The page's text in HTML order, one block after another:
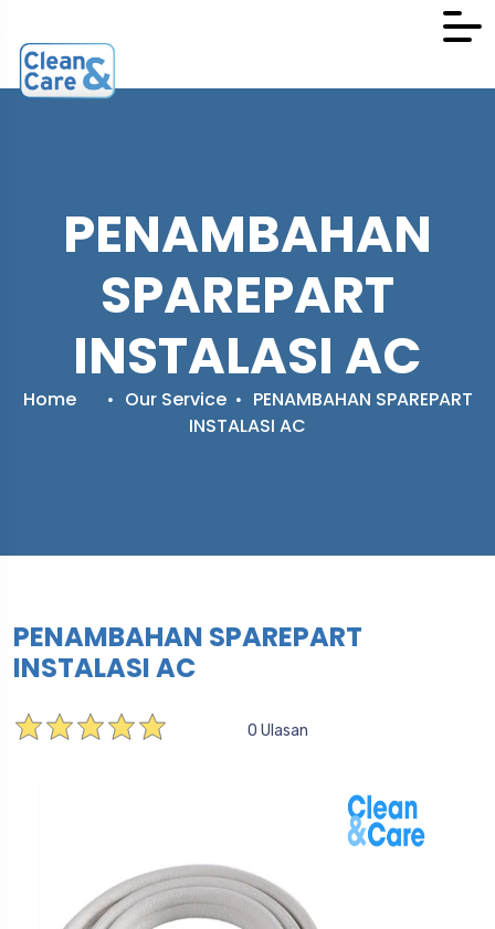
PENAMBAHAN
SPAREPART
INSTALASI AC
Home Our Service
PENAMBAHAN SPAREPART
INSTALASI AC
PENAMBAHAN SPAREPART
INSTALASI AC
0 Ulasan